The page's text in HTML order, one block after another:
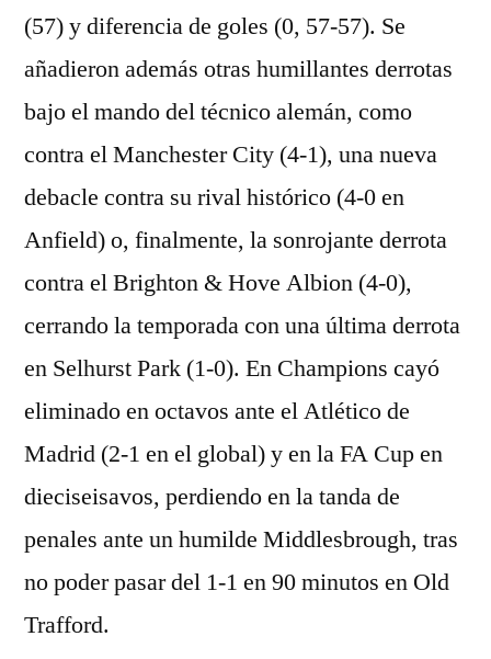
(57) y diferencia de goles (0, 57-57). Se
añadieron además otras humillantes derrotas
bajo el mando del técnico alemán, como
contra el Manchester City (4-1), una nueva
debacle contra su rival histórico (4-0 en
Anfield) o, finalmente, la sonrojante derrota
contra el Brighton & Hove Albion (4-0),
cerrando la temporada con una última derrota
en Selhurst Park (1-0). En Champions cayó
eliminado en octavos ante el Atlético de
Madrid (2-1 en el global) y en la FA Cup en
dieciseisavos, perdiendo en la tanda de
penales ante un humilde Middlesbrough, tras
no poder pasar del 1-1 en 90 minutos en Old
Trafford.